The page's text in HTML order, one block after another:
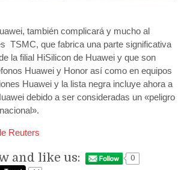
también complicará y mucho al
TSMC, que fabrica una parte significativa
la filial HiSilicon de Huawei y que son
Huawei y Honor así como en equipos
Huawei y la lista negra incluye ahora a
debido a ser consideradas un «peligro
Reuters
and like us:
0